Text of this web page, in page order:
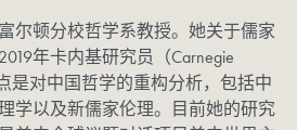
尔顿分校哲学系教授。她关于儒家
年卡内基研究员（Carnegie
是对中国哲学的重构分析，包括中
学以及新儒家伦理。目前她的研究